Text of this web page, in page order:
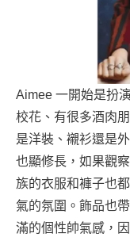
Aimee 一開始是扮
校花、有很多酒肉
是洋裝、襯衫還是
也顯修長，如果觀
族的衣服和褲子也
氣的氛圍。飾品也
滿的個性帥氣感，